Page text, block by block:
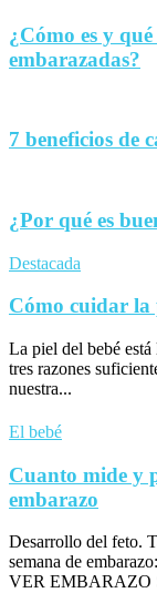
¿Cómo es y
embarazadas?
7 beneficios de
¿Por qué es
Destacada
Cómo cuidar la
La piel del bebé
tres razones
nuestra...
El bebé
Cuanto mide y
embarazo
Desarrollo del feto.
semana de
VER EMBARAZO